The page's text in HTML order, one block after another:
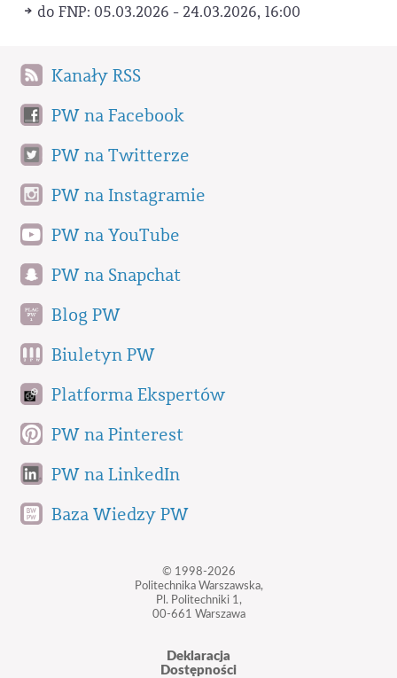
do FNP: 05.03.2026 - 24.03.2026, 16:00
Kanały RSS
PW na Facebook
PW na Twitterze
PW na Instagramie
PW na YouTube
PW na Snapchat
Blog PW
Biuletyn PW
Platforma Ekspertów
PW na Pinterest
PW na LinkedIn
Baza Wiedzy PW
© 1998-2026
Politechnika Warszawska,
Pl. Politechniki 1,
00-661 Warszawa
Deklaracja
Dostępności